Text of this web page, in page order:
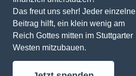
Das freut uns sehr! Jeder einzelne
Beitrag hilft, ein klein wenig am
Reich Gottes mitten im Stuttgarter
Westen mitzubauen.